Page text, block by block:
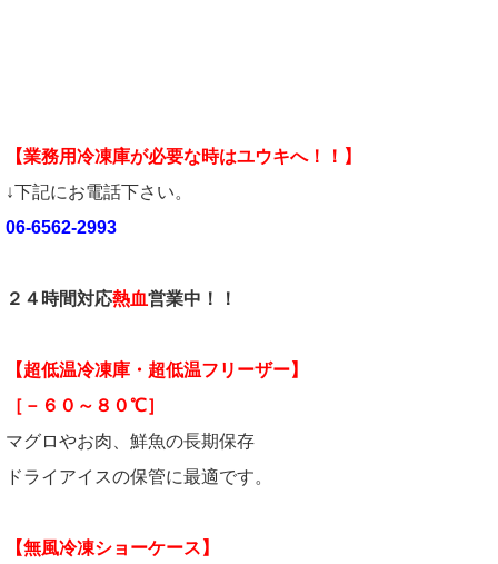
【業務用冷凍庫が必要な時はユウキへ！！】
↓下記にお電話下さい。
06-6562-2993
２４時間対応熱血営業中！！
【超低温冷凍庫・超低温フリーザー】
［－６０～８０℃］
マグロやお肉、鮮魚の長期保存
ドライアイスの保管に最適です。
【無風冷凍ショーケース】